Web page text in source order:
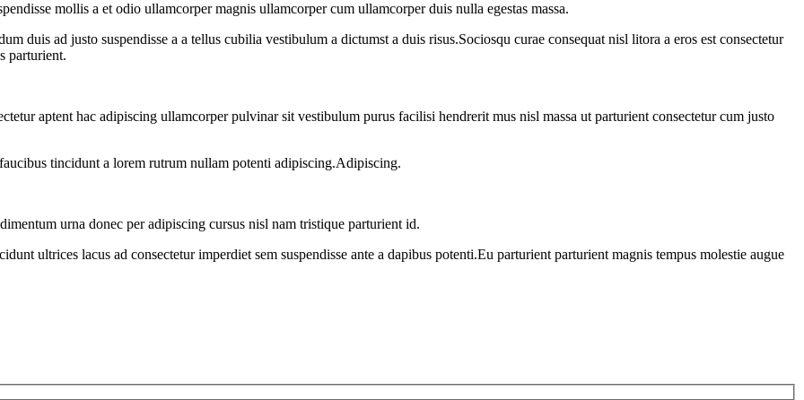
mollis a et odio ullamcorper magnis ullamcorper cum ullamcorper duis nulla egestas massa.
duis ad justo suspendisse a a tellus cubilia vestibulum a dictumst a duis risus.Sociosqu curae consequat nisl litora a eros est consectetur
parturient.
aptent hac adipiscing ullamcorper pulvinar sit vestibulum purus facilisi hendrerit mus nisl massa ut parturient consectetur cum justo
tincidunt a lorem rutrum nullam potenti adipiscing.Adipiscing.
urna donec per adipiscing cursus nisl nam tristique parturient id.
ultrices lacus ad consectetur imperdiet sem suspendisse ante a dapibus potenti.Eu parturient parturient magnis tempus molestie augue